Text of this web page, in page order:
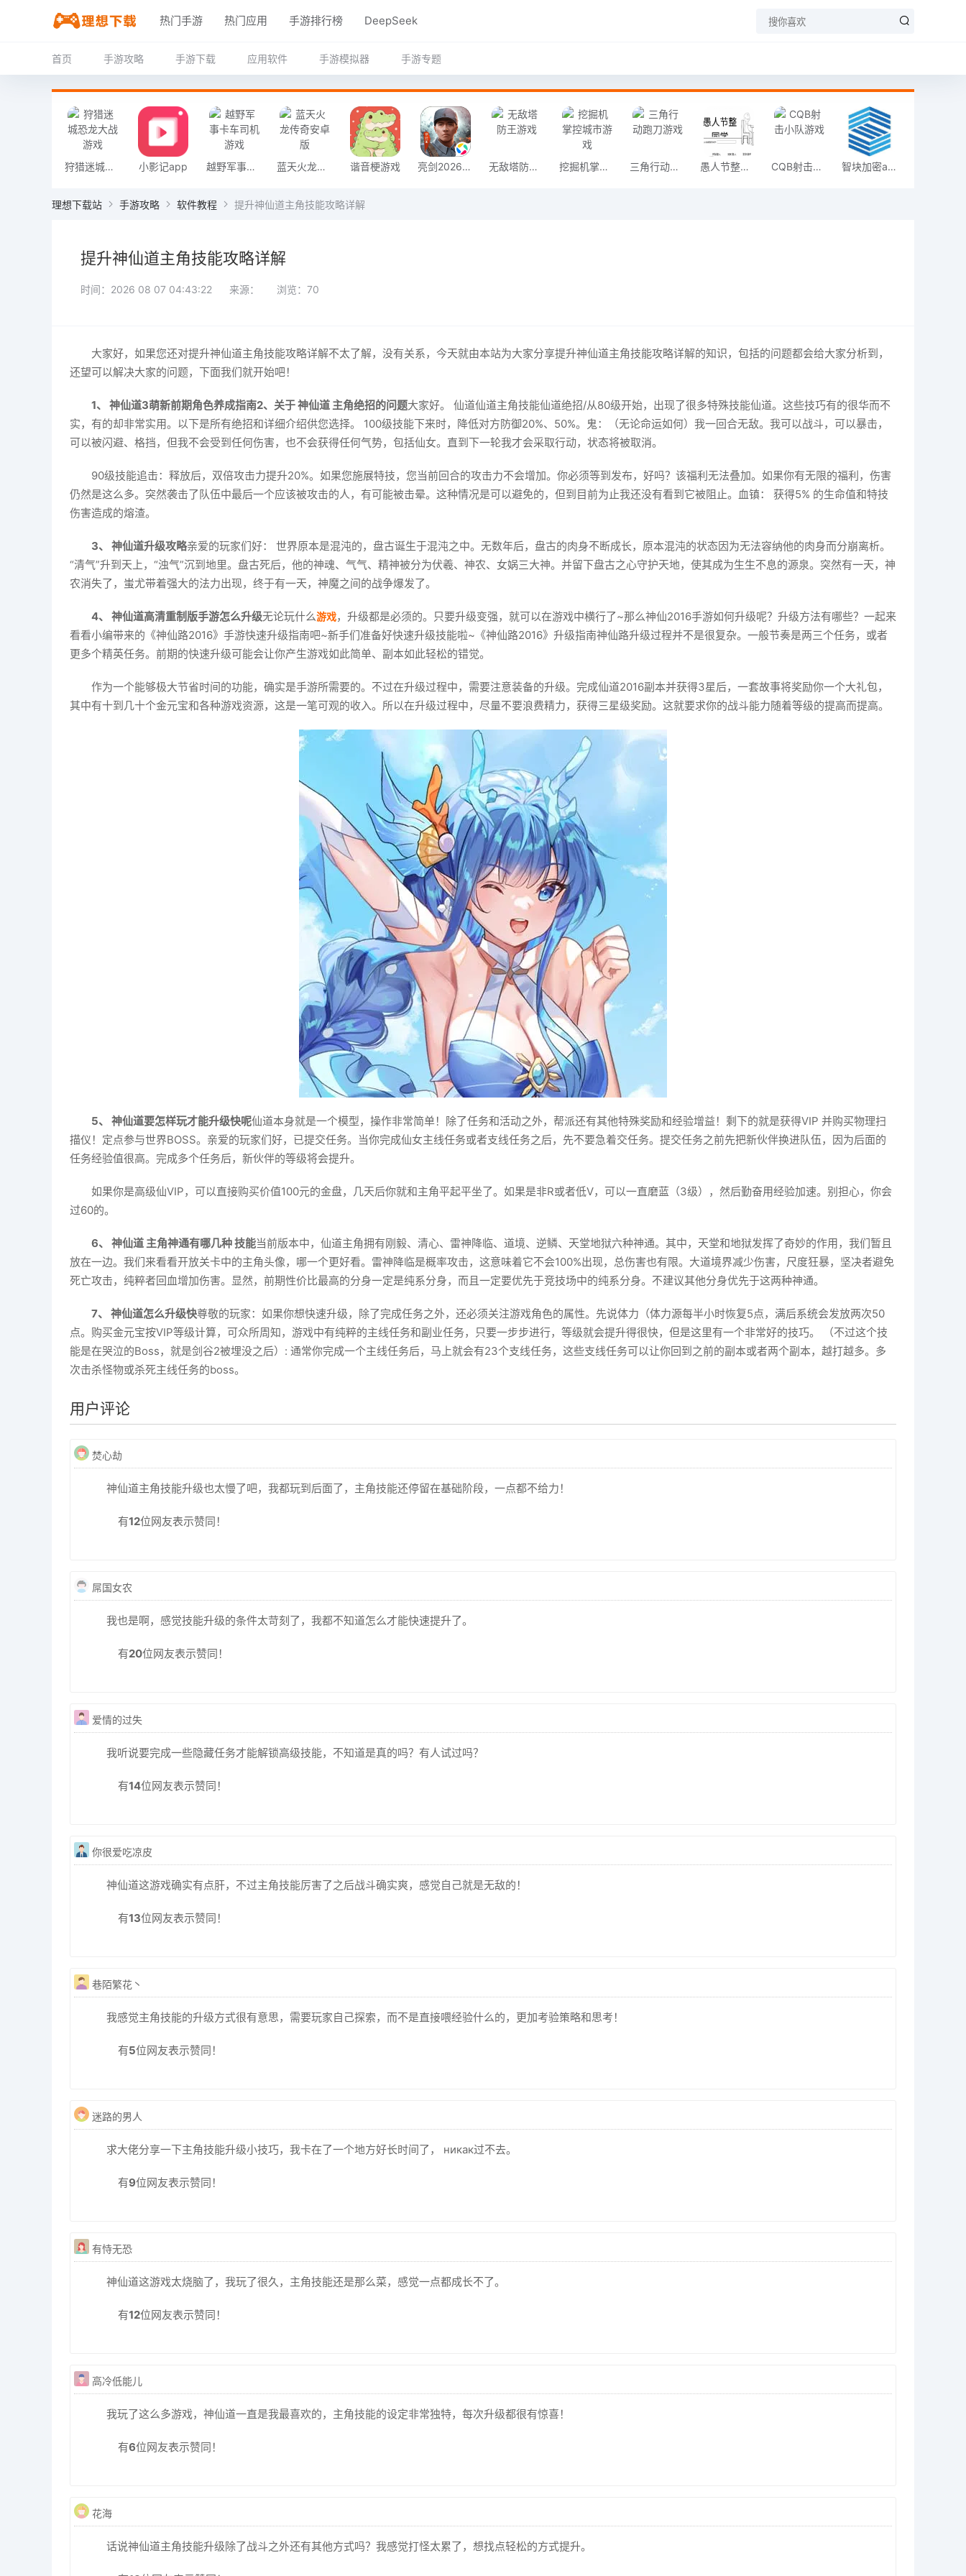
热门手游 热门应用 手游排行榜 DeepSeek
首页 手游攻略 手游下载 应用软件 手游模拟器 手游专题
狩猎迷城恐龙大战游戏 小影记app 越野军事卡车司机游戏 蓝天火龙传奇安卓版 谐音梗游戏 亮剑2026官方版 无敌塔防王游戏 挖掘机掌控城市游戏 三角行动跑刀游戏 愚人节整同学 CQB射击小队游戏 智块加密app
理想下载站 手游攻略 软件教程 提升神仙道主角技能攻略详解
提升神仙道主角技能攻略详解
时间：2026 08 07 04:43:22 来源： 浏览：70
大家好，如果您还对提升神仙道主角技能攻略详解不太了解，没有关系，今天就由本站为大家分享提升神仙道主角技能攻略详解的知识，包括的问题都会给大家分析到，
还望可以解决大家的问题，下面我们就开始吧！
1、 神仙道3萌新前期角色养成指南2、关于 神仙道 主角绝招的问题大家好。 仙道仙道主角技能仙道绝招/从80级开始，出现了很多特殊技能仙道。这些技巧有的很华而不
实，有的却非常实用。以下是所有绝招和详细介绍供您选择。 100级技能下来时，降低对方防御20%、50%。鬼：（无论命运如何）我一回合无敌。我可以战斗，可以暴击，
可以被闪避、格挡，但我不会受到任何伤害，也不会获得任何气势，包括仙女。直到下一轮我才会采取行动，状态将被取消。
90级技能追击：释放后，双倍攻击力提升20%。如果您施展特技，您当前回合的攻击力不会增加。你必须等到发布，好吗？该福利无法叠加。如果你有无限的福利，伤害
仍然是这么多。突然袭击了队伍中最后一个应该被攻击的人，有可能被击晕。这种情况是可以避免的，但到目前为止我还没有看到它被阻止。血镇： 获得5% 的生命值和特技
伤害造成的熔渣。
3、 神仙道升级攻略亲爱的玩家们好： 世界原本是混沌的，盘古诞生于混沌之中。无数年后，盘古的肉身不断成长，原本混沌的状态因为无法容纳他的肉身而分崩离析。
“清气”升到天上，“浊气”沉到地里。盘古死后，他的神魂、气气、精神被分为伏羲、神农、女娲三大神。并留下盘古之心守护天地，使其成为生生不息的源泉。突然有一天，神
农消失了，蚩尤带着强大的法力出现，终于有一天，神魔之间的战争爆发了。
4、 神仙道高清重制版手游怎么升级无论玩什么游戏，升级都是必须的。只要升级变强，就可以在游戏中横行了~那么神仙2016手游如何升级呢？升级方法有哪些？一起来
看看小编带来的《神仙路2016》手游快速升级指南吧~新手们准备好快速升级技能啦~《神仙路2016》升级指南神仙路升级过程并不是很复杂。一般节奏是两三个任务，或者
更多个精英任务。前期的快速升级可能会让你产生游戏如此简单、副本如此轻松的错觉。
作为一个能够极大节省时间的功能，确实是手游所需要的。不过在升级过程中，需要注意装备的升级。完成仙道2016副本并获得3星后，一套故事将奖励你一个大礼包，
其中有十到几十个金元宝和各种游戏资源，这是一笔可观的收入。所以在升级过程中，尽量不要浪费精力，获得三星级奖励。这就要求你的战斗能力随着等级的提高而提高。
5、 神仙道要怎样玩才能升级快呢仙道本身就是一个模型，操作非常简单！除了任务和活动之外，帮派还有其他特殊奖励和经验增益！剩下的就是获得VIP 并购买物理扫
描仪！定点参与世界BOSS。亲爱的玩家们好，已提交任务。当你完成仙女主线任务或者支线任务之后，先不要急着交任务。提交任务之前先把新伙伴换进队伍，因为后面的
任务经验值很高。完成多个任务后，新伙伴的等级将会提升。
如果你是高级仙VIP，可以直接购买价值100元的金盘，几天后你就和主角平起平坐了。如果是非R或者低V，可以一直磨蓝（3级），然后勤奋用经验加速。别担心，你会
过60的。
6、 神仙道 主角神通有哪几种 技能当前版本中，仙道主角拥有刚毅、清心、雷神降临、道境、逆鳞、天堂地狱六种神通。其中，天堂和地狱发挥了奇妙的作用，我们暂且
放在一边。我们来看看开放关卡中的主角头像，哪一个更好看。雷神降临是概率攻击，这意味着它不会100%出现，总伤害也有限。大道境界减少伤害，尺度狂暴，坚决者避免
死亡攻击，纯粹者回血增加伤害。显然，前期性价比最高的分身一定是纯系分身，而且一定要优先于竞技场中的纯系分身。不建议其他分身优先于这两种神通。
7、 神仙道怎么升级快尊敬的玩家：如果你想快速升级，除了完成任务之外，还必须关注游戏角色的属性。先说体力（体力源每半小时恢复5点，满后系统会发放两次50
点。购买金元宝按VIP等级计算，可众所周知，游戏中有纯粹的主线任务和副业任务，只要一步步进行，等级就会提升得很快，但是这里有一个非常好的技巧。 （不过这个技
能是在哭泣的Boss，就是剑谷2被埋没之后）: 通常你完成一个主线任务后，马上就会有23个支线任务，这些支线任务可以让你回到之前的副本或者两个副本，越打越多。多
次击杀怪物或杀死主线任务的boss。
用户评论
焚心劫
神仙道主角技能升级也太慢了吧，我都玩到后面了，主角技能还停留在基础阶段，一点都不给力！
有12位网友表示赞同！
屌国女农
我也是啊，感觉技能升级的条件太苛刻了，我都不知道怎么才能快速提升了。
有20位网友表示赞同！
爱情的过失
我听说要完成一些隐藏任务才能解锁高级技能，不知道是真的吗？有人试过吗？
有14位网友表示赞同！
你很爱吃凉皮
神仙道这游戏确实有点肝，不过主角技能厉害了之后战斗确实爽，感觉自己就是无敌的！
有13位网友表示赞同！
巷陌繁花丶
我感觉主角技能的升级方式很有意思，需要玩家自己探索，而不是直接喂经验什么的，更加考验策略和思考！
有5位网友表示赞同！
迷路的男人
求大佬分享一下主角技能升级小技巧，我卡在了一个地方好长时间了， никак过不去。
有9位网友表示赞同！
有恃无恐
神仙道这游戏太烧脑了，我玩了很久，主角技能还是那么菜，感觉一点都成长不了。
有12位网友表示赞同！
高冷低能儿
我玩了这么多游戏，神仙道一直是我最喜欢的，主角技能的设定非常独特，每次升级都很有惊喜！
有6位网友表示赞同！
花海
话说神仙道主角技能升级除了战斗之外还有其他方式吗？我感觉打怪太累了，想找点轻松的方式提升。